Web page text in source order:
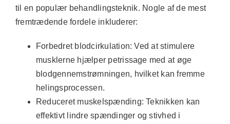
til en populær behandlingsteknik. Nogle af de mest
fremtrædende fordele inkluderer:
Forbedret blodcirkulation: Ved at stimulere
musklerne hjælper petrissage med at øge
blodgennemstrømningen, hvilket kan fremme
helingsprocessen.
Reduceret muskelspænding: Teknikken kan
effektivt lindre spændinger og stivhed i